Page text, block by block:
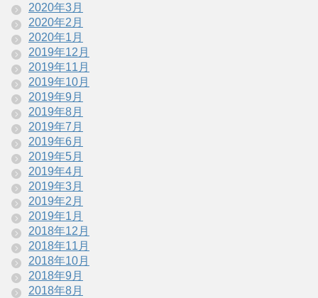
2020年3月
2020年2月
2020年1月
2019年12月
2019年11月
2019年10月
2019年9月
2019年8月
2019年7月
2019年6月
2019年5月
2019年4月
2019年3月
2019年2月
2019年1月
2018年12月
2018年11月
2018年10月
2018年9月
2018年8月